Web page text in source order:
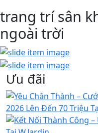
trang trí sân
ngoài trời
Ưu đãi